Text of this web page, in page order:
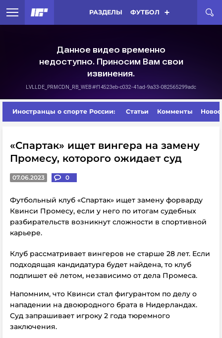
РАЗДЕЛЫ ФУТБОЛ
Иностранцы о спорте России: Статьи Комменты
«Спартак» ищет вингера на замену
Промесу, которого ожидает суд
07.06.2023 0
Футбольный клуб «Спартак» ищет замену форварду
Квинси Промесу, если у него по итогам судебных
разбирательств возникнут сложности в спортивной
карьере.
Клуб рассматривает вингеров не старше 28 лет. Если
подходящая кандидатура будет найдена, то клуб
подпишет её летом, независимо от дела Промеса.
Напомним, что Квинси стал фигурантом по делу о
нападении на двоюродного брата в Нидерландах.
Суд запрашивает игроку 2 года тюремного
заключения.